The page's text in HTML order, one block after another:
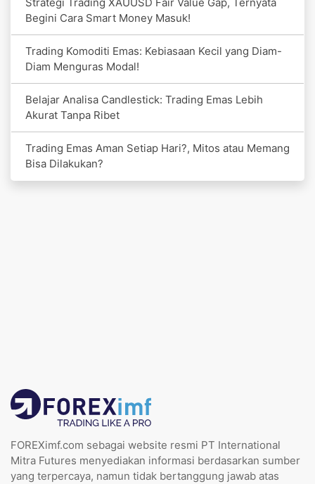
Begini Cara Smart Money Masuk!
Trading Komoditi Emas: Kebiasaan Kecil yang Diam-
Diam Menguras Modal!
Belajar Analisa Candlestick: Trading Emas Lebih
Akurat Tanpa Ribet
Trading Emas Aman Setiap Hari?, Mitos atau Memang
Bisa Dilakukan?
FOREXimf.com sebagai website resmi PT International
Mitra Futures menyediakan informasi berdasarkan sumber
yang terpercaya, namun tidak bertanggung jawab atas